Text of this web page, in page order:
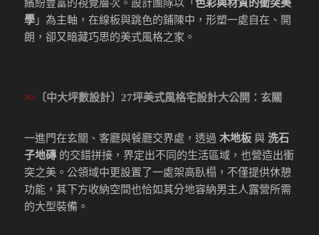
繽紛豐富的視覺層次。設計團隊以「色彩與材質的衝突美
學 」為主軸，在線板與跳色的鋪陳中，形塑一處自在、開
朗，卻又暗藏巧思的美式風格之家。
>> 〔中大坪數設計〕27坪美式風格宅設計大公開 ：玄關
一進門在玄關、客廳與餐廳交界處，透過木地板 與洗石
子地磚 的交錯拼接，界定出不同的生活區域，也營造出衝
突之美。公領域中更設置了一處架高臥榻，不僅提供休憩
功能，其下方收納空間也恰如其分地容納男主人露營所需
的大型裝備。